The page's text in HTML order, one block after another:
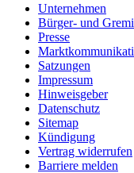
Unternehmen
Bürger- und
Presse
Satzungen
Impressum
Hinweisgeber
Datenschutz
Sitemap
Kündigung
Vertrag widerrufen
Barriere melden